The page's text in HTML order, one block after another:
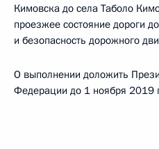
Кимовска до села Таболо
проезжее состояние дороги
и безопасность дорожного
О выполнении доложить
Федерации до 1 ноября 2019